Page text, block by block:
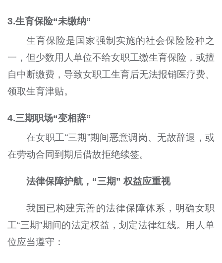
3.生育保险“未缴纳”
生育保险是国家强制实施的社会保险险种之
一，但少数用人单位不给女职工缴生育保险，或擅
自中断缴费，导致女职工生育后无法报销医疗费、
领取生育津贴。
4.三期职场“变相辞”
在女职工“三期”期间恶意调岗、无故辞退，或
在劳动合同到期后借故拒绝续签。
法律保障护航，“三期” 权益应重视
我国已构建完善的法律保障体系，明确女职
工“三期”期间的法定权益，划定法律红线。用人单
位应当遵守：